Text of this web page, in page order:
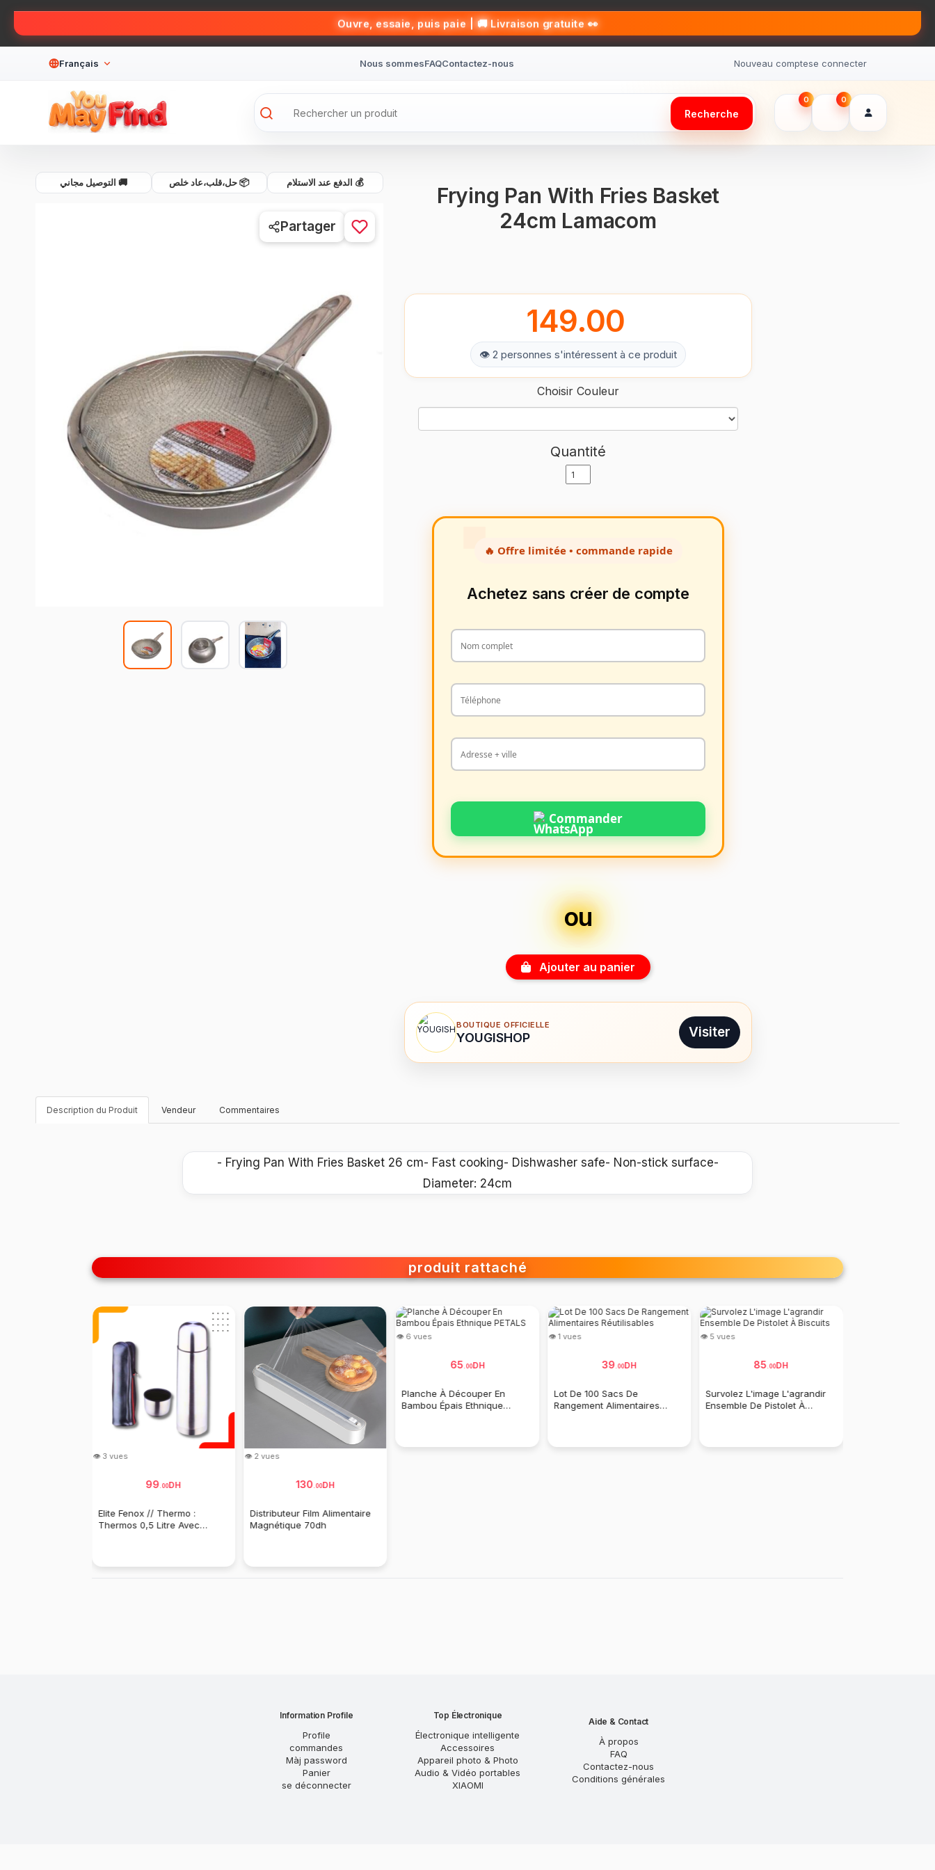
👀 Ouvre, essaie, puis paie | 🚚 Livraison gratuite
Français Nous sommesFAQContactez-nous Nouveau comptese connecter
Recherche
0 0
🚚 التوصيل مجاني 📦 حل،قلب،عاد خلص 💰 الدفع عند الاستلام
Partager
Frying Pan With Fries Basket
24cm Lamacom
149.00
👁 2 personnes s'intéressent à ce produit
Choisir Couleur
Quantité
🔥 Offre limitée • commande rapide
Achetez sans créer de compte
Commander
ou
Ajouter au panier
BOUTIQUE OFFICIELLE
YOUGISHOP Visiter
Description du Produit Vendeur Commentaires
- Frying Pan With Fries Basket 26 cm- Fast cooking- Dishwasher safe- Non-stick surface-
Diameter: 24cm
produit rattaché
👁 3 vues
99.00DH
Elite Fenox // Thermo :
Thermos 0,5 Litre Avec
👁 2 vues
130.00DH
Distributeur Film Alimentaire
Magnétique 70dh
👁 6 vues
65.00DH
Planche À Découper En
Bambou Épais Ethnique
👁 1 vues
39.00DH
Lot De 100 Sacs De
Rangement Alimentaires
👁 5 vues
85.00DH
Survolez L'image L'agrandir
Ensemble De Pistolet À
Information Profile
Profile
commandes
Màj password
Panier
se déconnecter
Top Électronique
Électronique intelligente
Accessoires
Appareil photo & Photo
Audio & Vidéo portables
XIAOMI
Aide & Contact
À propos
FAQ
Contactez-nous
Conditions générales